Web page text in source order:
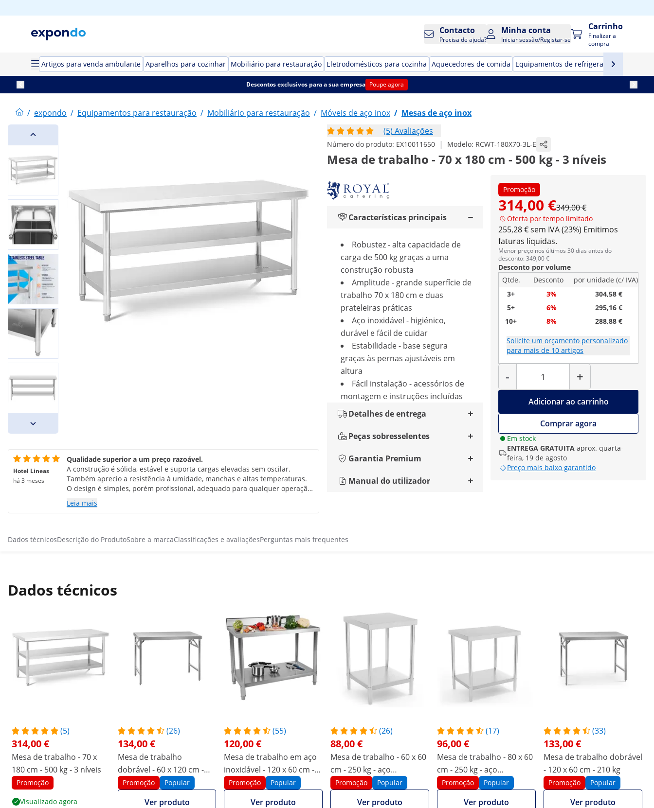
Contacto
Precisa de ajuda?
Minha conta
Iniciar sessão/Registar-se
Carrinho
Finalizar a
compra
Artigos para venda ambulante Aparelhos para cozinhar Mobiliário para restauração Eletrodomésticos para cozinha Aquecedores de comida Equipamentos de refrigeração para
Descontos exclusivos para a sua empresa Poupe agora
/ expondo / Equipamentos para restauração / Mobiliário para restauração / Móveis de aço inox / Mesas de aço inox
(5) Avaliações
Número do produto: EX10011650 | Modelo: RCWT-180X70-3L-E
Mesa de trabalho - 70 x 180 cm - 500 kg - 3 níveis
Promoção
314,00 €349,00 €
Oferta por tempo limitado
255,28 € sem IVA (23%) Emitimos
faturas líquidas.
Menor preço nos últimos 30 dias antes do
desconto: 349,00 €
Desconto por volume
Qtde.
Desconto
por unidade (c/ IVA)
3+
3%
304,58 €
5+
6%
295,16 €
10+
8% 288,88 €
Solicite um orçamento personalizado
para mais de 10 artigos
-
Quantidade
+
Adicionar ao carrinho
Comprar agora
Em stock
ENTREGA GRATUITA aprox. quarta-
feira, 19 de agosto
Preço mais baixo garantido
Características principais
Robustez - alta capacidade de
carga de 500 kg graças a uma
construção robusta
Amplitude - grande superfície de
trabalho 70 x 180 cm e duas
prateleiras práticas
Aço inoxidável - higiénico,
durável e fácil de cuidar
Estabilidade - base segura
graças às pernas ajustáveis em
altura
Fácil instalação - acessórios de
montagem e instruções incluídas
Detalhes de entrega
Peças sobresselentes
Garantia Premium
Manual do utilizador
Hotel Lineas
há 3 meses
Qualidade superior a um preço razoável.
A construção é sólida, estável e suporta cargas elevadas sem oscilar.
Também aprecio a resistência à umidade, manchas e altas temperaturas.
O design é simples, porém profissional, adequado para qualquer operação
gastronômica. Um grande ponto positivo é o amplo espaço de trabalho e a
solução prática de prateleiras que ajuda a manter tudo organizado e à
Leia mais
Dados técnicosDescrição do ProdutoSobre a marcaClassificações e avaliaçõesPerguntas mais frequentes
Dados técnicos
(5)
314,00 €
Mesa de trabalho - 70 x
180 cm - 500 kg - 3 níveis
Promoção
Visualizado agora
(26)
134,00 €
Mesa de trabalho
dobrável - 60 x 120 cm -
aço inoxidável
Promoção Popular
Ver produto
(55)
120,00 €
Mesa de trabalho em aço
inoxidável - 120 x 60 cm -
250 kg - de parede
Promoção Popular
Ver produto
(26)
88,00 €
Mesa de trabalho - 60 x 60
cm - 250 kg - aço
inoxidável
Promoção Popular
Ver produto
(17)
96,00 €
Mesa de trabalho - 80 x 60
cm - 250 kg - aço
inoxidável
Promoção Popular
Ver produto
(33)
133,00 €
Mesa de trabalho dobrável
- 120 x 60 cm - 210 kg
Promoção Popular
Ver produto